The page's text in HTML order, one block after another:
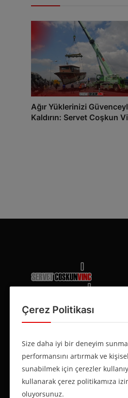
Ağır Yüklerinizi
Kaldırın: Servet Coşkun
Güç Bizim İşimiz, Güvenlik
bu yana, ileri teknolojiye
deneyimli ekibimizle en
yükseltiriz. Müşteri
duyarlılığı ilke edinerek, her
omuzluyoruz!
Çerez Politikası
Size daha iyi bir deneyim
performansını artırmak ve
sunabilmek için çerezler
kullanarak çerez politikamıza
oluyorsunuz.